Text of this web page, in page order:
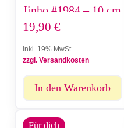
Jinho #1984 – 10 cm
19,90 €
inkl. 19% MwSt.
zzgl. Versandkosten
In den Warenkorb
Für dich